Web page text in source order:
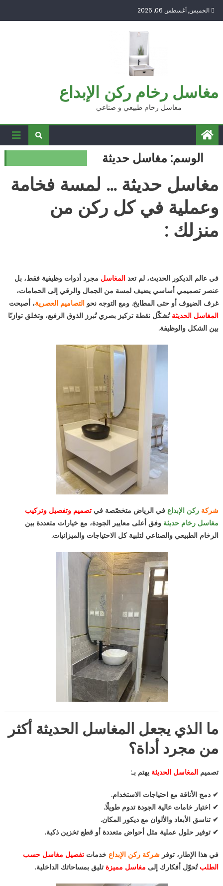
Skip الخميس, أغسطس 06, 2026
مغاسل رخام ركن الإبداع
مغاسل رخام طبيعي و صناعي
الوسم: مغاسل حديثة
مغاسل حديثة … لمسة فخامة
وعملية في كل ركن من
منزلك :
في عالم الديكور الحديث، لم تعد المغاسل مجرد أدوات وظيفية فقط، بل
عنصر تصميمي أساسي يضيف لمسة من الجمال والرقي إلى الحمامات،
غرف الضيوف أو حتى المطابخ. ومع التوجه نحو التصاميم العصرية، أصبحت
المغاسل الحديثة تُشكّل نقطة تركيز بصري تُبرز الذوق الرفيع، وتخلق توازنًا
بين الشكل والوظيفة.
شركة ركن الإبداعفي الرياض متخصّصة في تصميم وتفصيل وتركيب
مغاسل رخام حديثة وفق أعلى معايير الجودة، مع خيارات متعددة بين
الرخام الطبيعي والصناعي لتلبية كل الاحتياجات والميزانيات.
ما الذي يجعل المغاسل الحديثة أكثر
من مجرد أداة؟
تصميم المغاسل الحديثة يهتم بـ:
✔ دمج الأناقة مع احتياجات الاستخدام.
✔ اختيار خامات عالية الجودة تدوم طويلًا.
✔ تناسق الأبعاد والألوان مع ديكور المكان.
✔ توفير حلول عملية مثل أحواض متعددة أو قطع تخزين ذكية.
في هذا الإطار، توفر شركة ركن الإبداعخدمات تفصيل مغاسل حسب
الطلب تُحوّل أفكارك إلى مغاسل مميزة تليق بمساحاتك الداخلية.